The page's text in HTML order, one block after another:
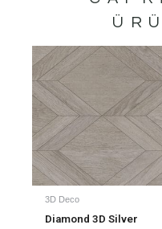
3D Deco
Diamond 3D Silver